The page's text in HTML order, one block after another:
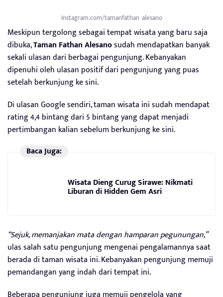
Instagram.com/tamanfathan_alesano
Meskipun tergolong sebagai tempat wisata yang baru saja
dibuka,Taman Fathan Alesanosudah mendapatkan banyak
sekali ulasan dari berbagai pengunjung. Kebanyakan
dipenuhi oleh ulasan positif dari pengunjung yang puas
setelah berkunjung ke sini.
Di ulasan Google sendiri, taman wisata ini sudah mendapat
rating 4,4 bintang dari 5 bintang yang dapat menjadi
pertimbangan kalian sebelum berkunjung ke sini.
Baca Juga:
Wisata Dieng Curug Sirawe: Nikmati
Liburan di Hidden Gem Asri
“Sejuk, memanjakan mata dengan hamparan pegunungan,”
ulas salah satu pengunjung mengenai pengalamannya saat
berada di taman wisata ini. Kebanyakan pengunjung memuji
pemandangan yang indah dari tempat ini.